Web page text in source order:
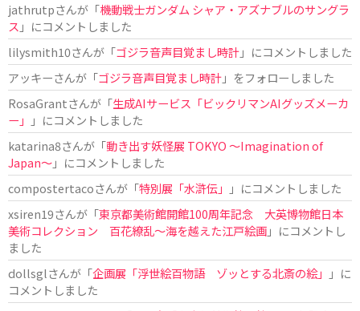
jathrutpさんが「機動戦士ガンダム シャア・アズナブルのサングラ
ス 」にコメントしました
lilysmith10さんが「ゴジラ音声目覚まし時計」にコメントしました
アッキーさんが「ゴジラ音声目覚まし時計」をフォローしました
RosaGrantさんが「生成AIサービス「ビックリマンAIグッズメーカ
ー」
」にコメントしました
katarina8さんが「動き出す妖怪展 TOKYO 〜Imagination of
Japan〜」にコメントしました
compostertacoさんが「特別展「水滸伝」
」にコメントしました
xsiren19さんが「東京都美術館開館100周年記念 大英博物館日本
美術コレクション 百花繚乱～海を越えた江戸絵画」にコメントし
ました
dollsglさんが「企画展「浮世絵百物語 ゾッとする北斎の絵」
」に
コメントしました